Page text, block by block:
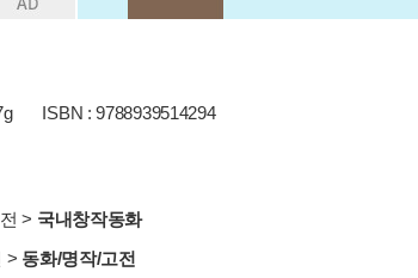
ISBN : 9788939514294
> 국내창작동화
> 동화/명작/고전